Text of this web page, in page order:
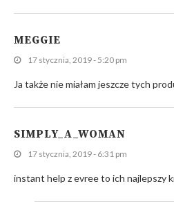
MEGGIE
17 stycznia, 2019 - 5:20 pm
Ja także nie miałam jeszcze tych
SIMPLY_A_WOMAN
17 stycznia, 2019 - 6:31 pm
instant help z evree to ich najlepszy